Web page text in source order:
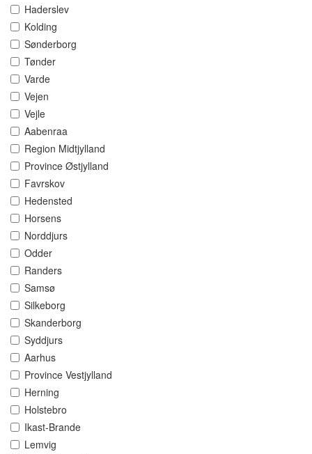
Haderslev
Kolding
Sønderborg
Tønder
Varde
Vejen
Vejle
Aabenraa
Region Midtjylland
Province Østjylland
Favrskov
Hedensted
Horsens
Norddjurs
Odder
Randers
Samsø
Silkeborg
Skanderborg
Syddjurs
Aarhus
Province Vestjylland
Herning
Holstebro
Ikast-Brande
Lemvig